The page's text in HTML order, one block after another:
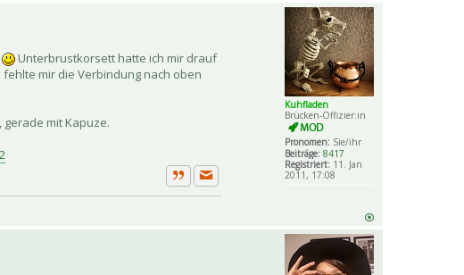
Kuhfladen
Brücken-Offizier:in
Pronomen: Sie/ihr
Beiträge: 8417
Registriert: 11. Jan
2011, 17:08
Unterbrustkorsett hatte ich mir drauf
mir die Verbindung nach oben
mit Kapuze.
ZitatPrivate Nachricht senden